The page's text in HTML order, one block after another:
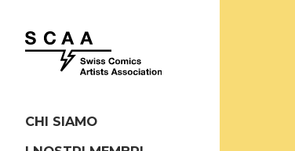
CHI SIAMO